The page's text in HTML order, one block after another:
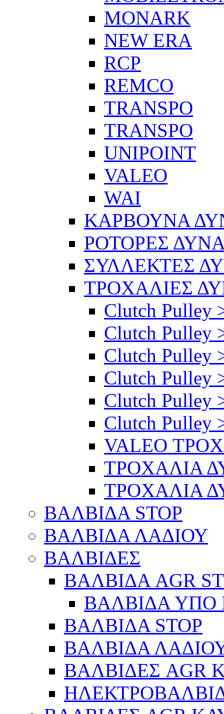
MONARK
NEW ERA
RCP
REMCO
TRANSPO
TRANSPO
UNIPOINT
VALEO
WAI
ΚΑΡΒΟΥΝΑ
ΡΟΤΟΡΕΣ
ΣΥΛΛΕΚΤΕΣ
ΤΡΟΧΑΛΙΕΣ
Clutch Pulley
Clutch Pulley
Clutch Pulley
Clutch Pulley
Clutch Pulley
Clutch Pulley
VALEO
ΤΡΟΧΑΛΙΑ
ΤΡΟΧΑΛΙΑ
ΒΑΛΒΙΔΑ STOP
ΒΑΛΒΙΔΑ ΛΑΔΙΟΥ
ΒΑΛΒΙΔΕΣ
ΒΑΛΒΙΔΑ AGR
ΒΑΛΒΙΔΑ ΥΠΟ
ΒΑΛΒΙΔΑ STOP
ΒΑΛΒΙΔΑ
ΒΑΛΒΙΔΕΣ AGR